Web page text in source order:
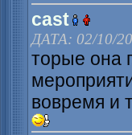
cast
ДАТА: 02/10/
торые она
вовремя и